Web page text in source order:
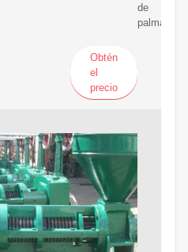
de
palma
Obtén
el
precio